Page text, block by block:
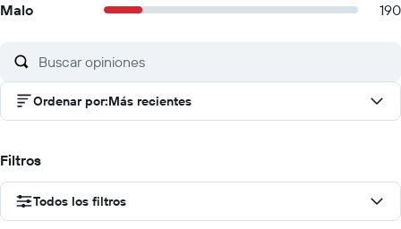
Malo
190
Ordenar por:Más recientes
Filtros
Todos los filtros